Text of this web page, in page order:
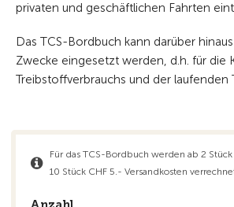
privaten und geschäftlichen Fahrten
Das TCS-Bordbuch kann darüber
Zwecke eingesetzt werden, d.h. für die
Treibstoffverbrauchs und der laufenden
Für das TCS-Bordbuch werden ab 2
10 Stück CHF 5.- Versandkosten